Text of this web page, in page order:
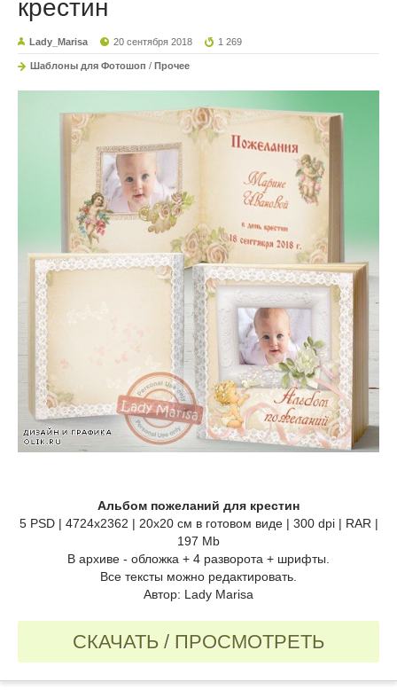
крестин
Lady_Marisa 20 сентября 2018 1 269
Шаблоны для Фотошоп / Прочее
Альбом пожеланий для крестин
5 PSD | 4724х2362 | 20х20 см в готовом виде | 300 dpi | RAR |
197 Mb
В архиве - обложка + 4 разворота + шрифты.
Все тексты можно редактировать.
Автор: Lady Marisa
СКАЧАТЬ / ПРОСМОТРЕТЬ